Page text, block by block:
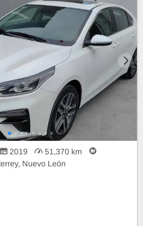
2019
51,370 km
Nuevo León